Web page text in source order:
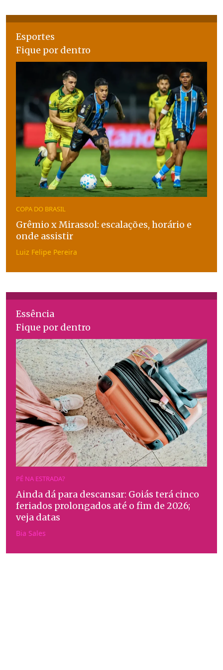
Esportes
Fique por dentro
COPA DO BRASIL
Grêmio x Mirassol: escalações, horário e
onde assistir
Luiz Felipe Pereira
Essência
Fique por dentro
PÉ NA ESTRADA?
Ainda dá para descansar: Goiás terá cinco
feriados prolongados até o fim de 2026;
veja datas
Bia Sales